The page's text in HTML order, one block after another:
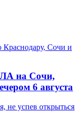
на Сочи,
6 августа